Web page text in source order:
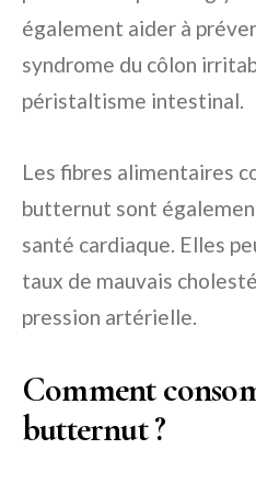
également aider à
syndrome du côlon
péristaltisme intestinal.
Les fibres alimentaires
butternut sont
santé cardiaque. Elles
taux de mauvais
pression artérielle.
Comment
butternut ?